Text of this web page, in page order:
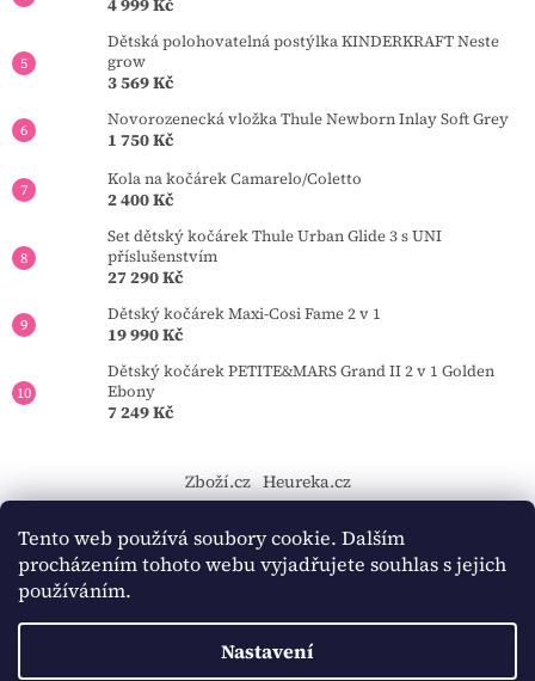
Tento web používá soubory cookie. Dalším
procházením tohoto webu vyjadřujete souhlas s jejich
používáním.
Nastavení
4 999 Kč
Dětská polohovatelná postýlka KINDERKRAFT Neste
grow
3 569 Kč
Novorozenecká vložka Thule Newborn Inlay Soft Grey
1 750 Kč
Kola na kočárek Camarelo/Coletto
2 400 Kč
Set dětský kočárek Thule Urban Glide 3 s UNI
příslušenstvím
27 290 Kč
Dětský kočárek Maxi-Cosi Fame 2 v 1
19 990 Kč
Dětský kočárek PETITE&MARS Grand II 2 v 1 Golden
Ebony
7 249 Kč
Zboží.cz Heureka.cz
https://tourmkr.com/F1eycVcPEw